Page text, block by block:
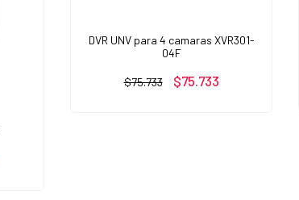
DVR UNV para 4 camaras XVR301-
04F
$75.733 $75.733